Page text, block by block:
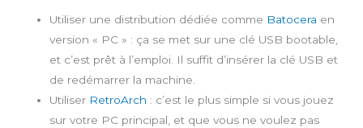
Utiliser une distribution dédiée comme Batocera en
version « PC » : ça se met sur une clé USB bootable,
et c’est prêt à l’emploi. Il suffit d’insérer la clé USB et
de redémarrer la machine.
Utiliser RetroArch : c’est le plus simple si vous jouez
sur votre PC principal, et que vous ne voulez pas